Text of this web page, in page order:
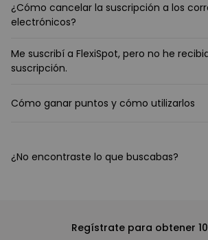
¿Cómo cancelar la suscripción a los
electrónicos?
Me suscribí a FlexiSpot, pero no he
suscripción.
Cómo ganar puntos y cómo utilizarlos
¿No encontraste lo que buscabas?
Regístrate para obtener